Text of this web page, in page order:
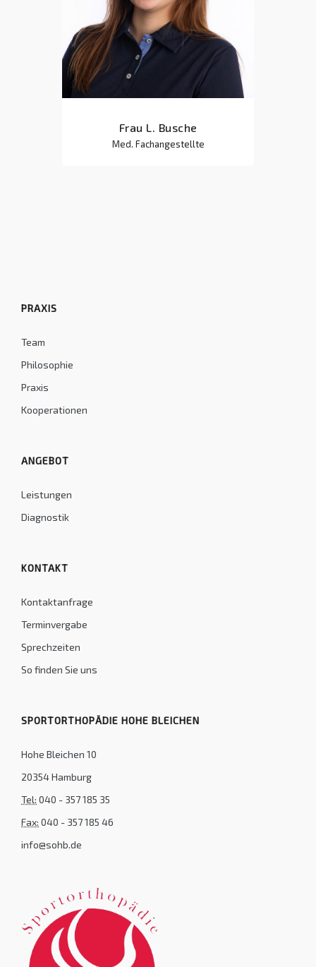
Frau L. Busche
Med. Fachangestellte
PRAXIS
Team
Philosophie
Praxis
Kooperationen
ANGEBOT
Leistungen
Diagnostik
KONTAKT
Kontaktanfrage
Terminvergabe
Sprechzeiten
So finden Sie uns
SPORTORTHOPÄDIE HOHE BLEICHEN
Hohe Bleichen 10
20354 Hamburg
Tel: 040 - 357 185 35
Fax: 040 - 357 185 46
info@sohb.de